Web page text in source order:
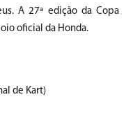
A 27ª edição da Copa
oficial da Honda.
de Kart)